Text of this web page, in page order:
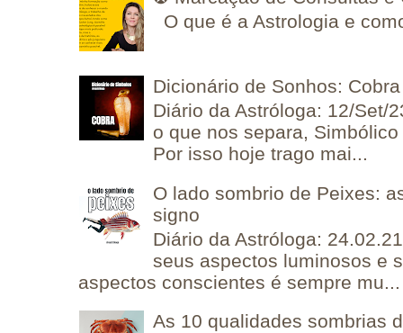
O que é a Astrologia e
Dicionário de Sonhos: Cobra
Diário da Astróloga: 12/Set/
o que nos separa,
Por isso hoje trago mai...
O lado sombrio de Peixes:
signo
Diário da Astróloga:
seus aspectos luminosos e
aspectos conscientes é sempre mu...
As 10 qualidades sombrias